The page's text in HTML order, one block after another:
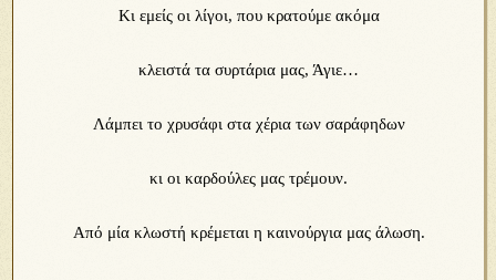
Κι εμείς οι λίγοι, που κρατούμε ακόμα
κλειστά τα συρτάρια μας, Άγιε…
Λάμπει το χρυσάφι στα χέρια των σαράφηδων
κι οι καρδούλες μας τρέμουν.
Από μία κλωστή κρέμεται η καινούργια μας άλωση.